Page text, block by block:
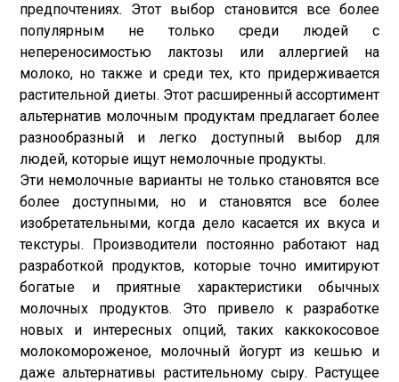
предпочтениях. Этот выбор становится все более
популярным не только среди людей с
непереносимостью лактозы или аллергией на
молоко, но также и среди тех, кто придерживается
растительной диеты. Этот расширенный ассортимент
альтернатив молочным продуктам предлагает более
разнообразный и легко доступный выбор для
людей, которые ищут немолочные продукты.
Эти немолочные варианты не только становятся все
более доступными, но и становятся все более
изобретательными, когда дело касается их вкуса и
текстуры. Производители постоянно работают над
разработкой продуктов, которые точно имитируют
богатые и приятные характеристики обычных
молочных продуктов. Это привело к разработке
новых и интересных опций, таких каккокосовое
молокомороженое, молочный йогурт из кешью и
даже альтернативы растительному сыру. Растущее